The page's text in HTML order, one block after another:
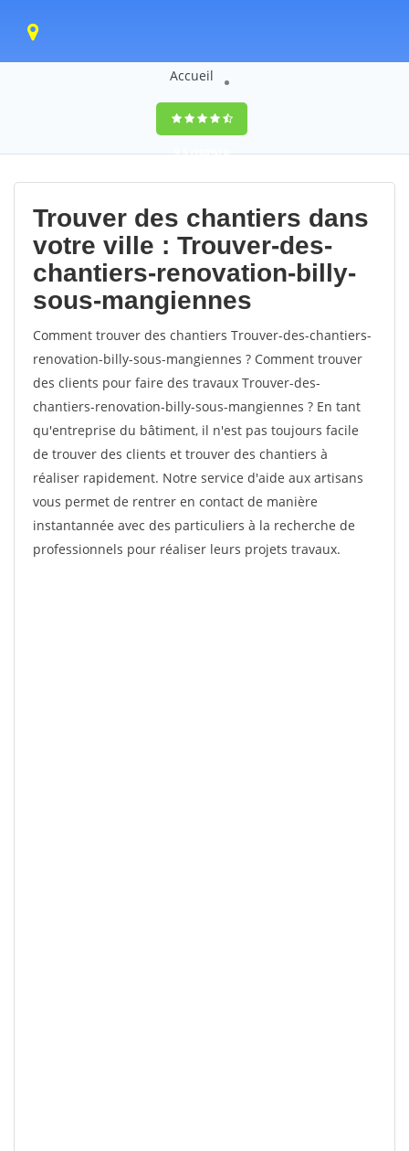
Accueil
9,5(100%)0
votes
Trouver des chantiers dans
votre ville : Trouver-des-
chantiers-renovation-billy-
sous-mangiennes
Comment trouver des chantiers Trouver-des-chantiers-
renovation-billy-sous-mangiennes ? Comment trouver
des clients pour faire des travaux Trouver-des-
chantiers-renovation-billy-sous-mangiennes ? En tant
qu'entreprise du bâtiment, il n'est pas toujours facile
de trouver des clients et trouver des chantiers à
réaliser rapidement. Notre service d'aide aux artisans
vous permet de rentrer en contact de manière
instantannée avec des particuliers à la recherche de
professionnels pour réaliser leurs projets travaux.